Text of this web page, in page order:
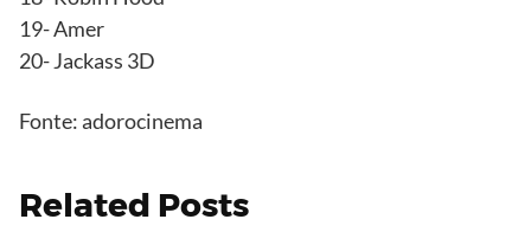
19- Amer
20- Jackass 3D
Fonte: adorocinema
Related Posts